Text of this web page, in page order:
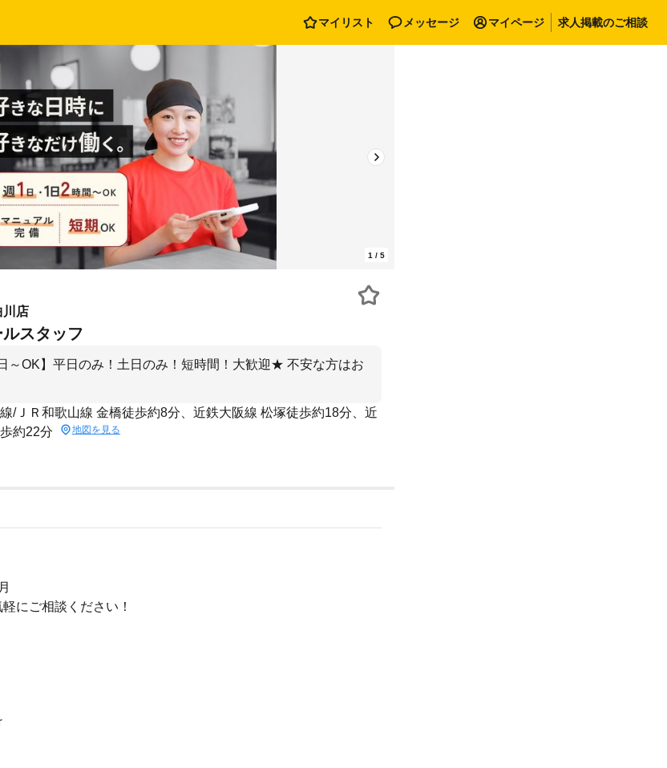
マイリスト メッセージ マイページ 求人掲載のご相談
1 / 5
店
スタッフ
～OK】平日のみ！土日のみ！短時間！大歓迎★ 不安な方はお
/ＪＲ和歌山線 金橋徒歩約8分、近鉄大阪線 松塚徒歩約18分、近
約22分
地図を見る
にご相談ください！